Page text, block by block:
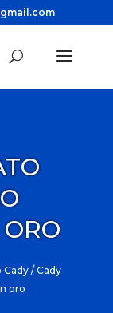
Cady / Cady
oro